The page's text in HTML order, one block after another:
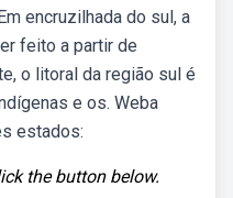
encruzilhada do sul, a
feito a partir de
o litoral da região sul é
e os. Weba
estados:
the button below.